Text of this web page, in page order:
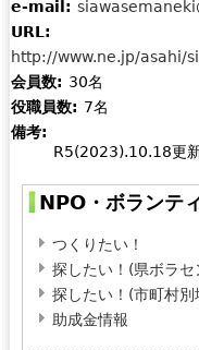
e-mail:
URL:
http://www.ne.jp/asahi/
会員数: 30名
役職員数: 7名
備考:
R5(2023).10.18更
NPO・ボランテ
つくりたい！
探したい！(県ボラ
探したい！(市町村
助成金情報